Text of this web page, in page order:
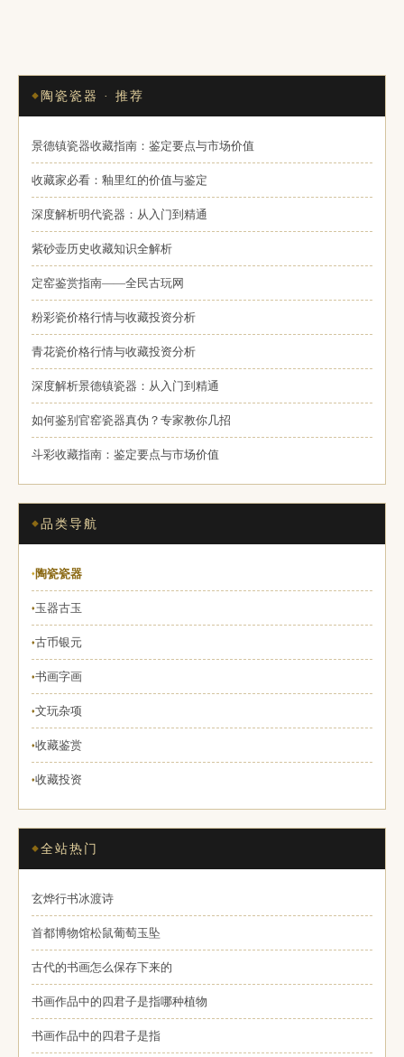
陶瓷瓷器 · 推荐
景德镇瓷器收藏指南：鉴定要点与市场价值
收藏家必看：釉里红的价值与鉴定
深度解析明代瓷器：从入门到精通
紫砂壶历史收藏知识全解析
定窑鉴赏指南——全民古玩网
粉彩瓷价格行情与收藏投资分析
青花瓷价格行情与收藏投资分析
深度解析景德镇瓷器：从入门到精通
如何鉴别官窑瓷器真伪？专家教你几招
斗彩收藏指南：鉴定要点与市场价值
品类导航
♦ 陶瓷瓷器
♦ 玉器古玉
♦古币银元
♦书画字画
♦文玩杂项
♦收藏鉴赏
♦收藏投资
全站热门
玄烨行书冰渡诗
首都博物馆松鼠葡萄玉坠
古代的书画怎么保存下来的
书画作品中的四君子是指哪种植物
书画作品中的四君子是指